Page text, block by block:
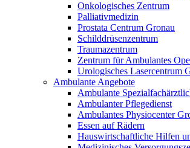
Onkologisches Zentrum
Palliativmedizin
Prostata Centrum Gronau
Schilddrüsenzentrum
Traumazentrum
Zentrum für Ambulantes
Urologisches Lasercentrum
Ambulante Angebote
Ambulante
Ambulanter Pflegedienst
Ambulantes Physiocenter
Essen auf Rädern
Hauswirtschaftliche Hilfen